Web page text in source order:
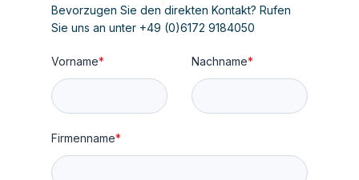
Bevorzugen Sie den direkten Kontakt? Rufen
Sie uns an unter +49 (0)6172 9184050
Vorname* Nachname*
Firmenname*